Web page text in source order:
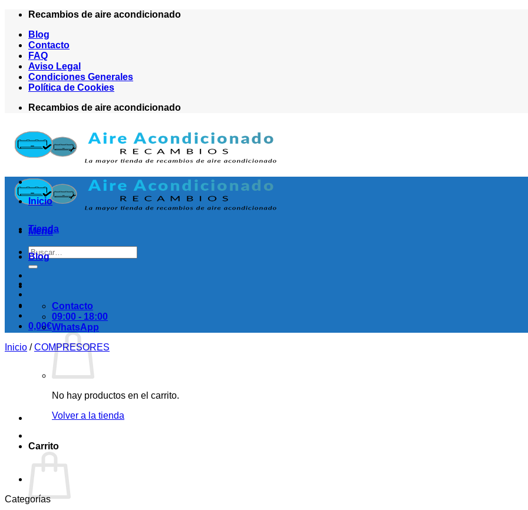
Saltar
contenido
Recambios de aire acondicionado
Blog
Contacto
FAQ
Aviso Legal
Condiciones Generales
Política de Cookies
Recambios de aire acondicionado
Menú
Buscar
por:
0,00€
No hay productos en el carrito.
Volver a la tienda
Carrito
Inicio
Tienda
Blog
Contacto
09:00 - 18:00
WhatsApp
Inicio / COMPRESORES
Categorías